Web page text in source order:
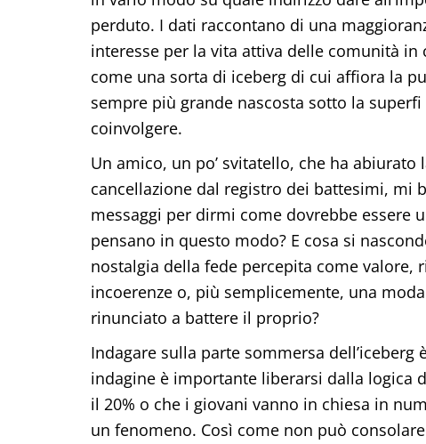
perduto. I dati raccontano di una
interesse per la vita attiva delle comunità in
come una sorta di iceberg di cui affiora la
sempre più grande nascosta sotto la
coinvolgere.
Un amico, un po’ svitatello, che ha
cancellazione dal registro dei battesimi, mi
messaggi per dirmi come dovrebbe essere
pensano in questo modo? E cosa si
nostalgia della fede percepita come
incoerenze o, più semplicemente, una
rinunciato a battere il proprio?
Indagare sulla parte sommersa
indagine è importante liberarsi dalla logica
il 20% o che i giovani vanno in chiesa in
un fenomeno. Così come non può